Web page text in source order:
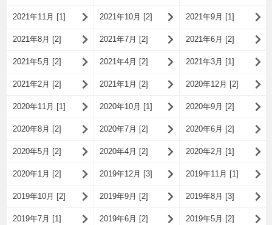
2021年11月 [1] 2021年10月 [2] 2021年9月 [1]
2021年8月 [2] 2021年7月 [2] 2021年6月 [2]
2021年5月 [2] 2021年4月 [2] 2021年3月 [1]
2021年2月 [2] 2021年1月 [2] 2020年12月 [2]
2020年11月 [1] 2020年10月 [1] 2020年9月 [2]
2020年8月 [2] 2020年7月 [2] 2020年6月 [2]
2020年5月 [2] 2020年4月 [2] 2020年2月 [1]
2020年1月 [2] 2019年12月 [3] 2019年11月 [1]
2019年10月 [2] 2019年9月 [2] 2019年8月 [3]
2019年7月 [1] 2019年6月 [2] 2019年5月 [2]